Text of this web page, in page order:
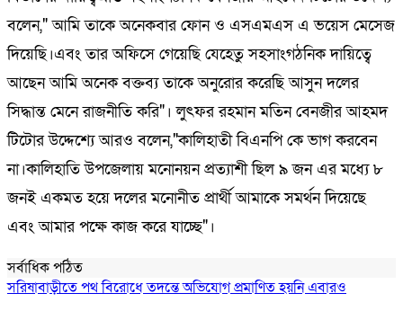
বলেন," আমি তাকে অনেকবার ফোন ও এসএমএস এ ভয়েস মেসেজ
দিয়েছি।এবং তার অফিসে গেয়েছি যেহেতু সহসাংগঠনিক দায়িত্বে
আছেন আমি অনেক বক্তব্য তাকে অনুরোর করেছি আসুন দলের
সিদ্ধান্ত মেনে রাজনীতি করি"। লুৎফর রহমান মতিন বেনজীর আহমদ
টিটোর উদ্দেশ্যে আরও বলেন,"কালিহাতী বিএনপি কে ভাগ করবেন
না।কালিহাতি উপজেলায় মনোনয়ন প্রত্যাশী ছিল ৯ জন এর মধ্যে ৮
জনই একমত হয়ে দলের মনোনীত প্রার্থী আমাকে সমর্থন দিয়েছে
এবং আমার পক্ষে কাজ করে যাচ্ছে"।
সর্বাধিক পঠিত
সরিষাবাড়ীতে পথ বিরোধে তদন্তে অভিযোগ প্রমাণিত হয়নি এবারও